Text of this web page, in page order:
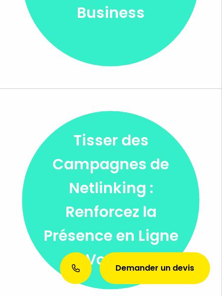
Business
Tisser des
Campagnes de
Netlinking :
Renforcez la
Présence en Ligne
de Votre SiteDemander un devis